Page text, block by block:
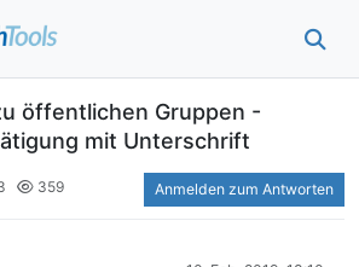
öffentlichen Gruppen -
mit Unterschrift
359 Anmelden zum Antworten